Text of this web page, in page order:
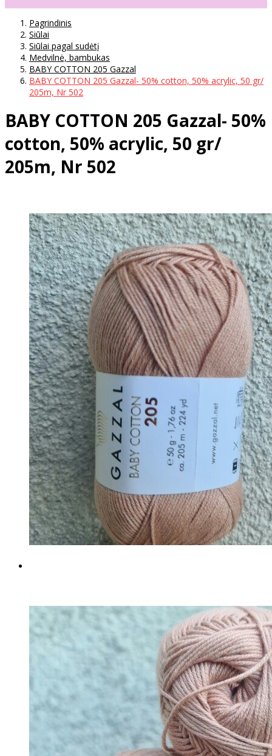
Pagrindinis
Siūlai
Siūlai pagal sudėtį
Medvilnė, bambukas
BABY COTTON 205 Gazzal
BABY COTTON 205 Gazzal- 50% cotton, 50% acrylic, 50 gr/
205m, Nr 502
BABY COTTON 205 Gazzal- 50%
cotton, 50% acrylic, 50 gr/
205m, Nr 502